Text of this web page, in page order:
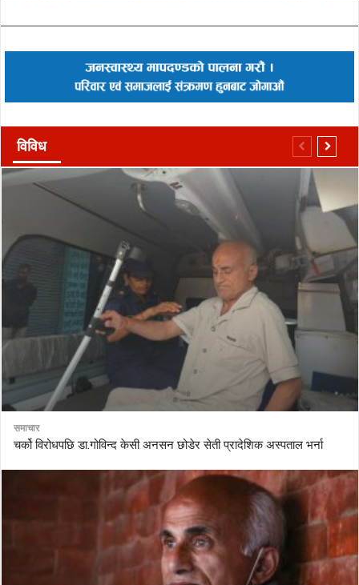
विविध
समाचार
चर्को विरोधपछि डा.गोविन्द केसी अनसन छोडेर सेती प्रादेशिक अस्पताल भर्ना